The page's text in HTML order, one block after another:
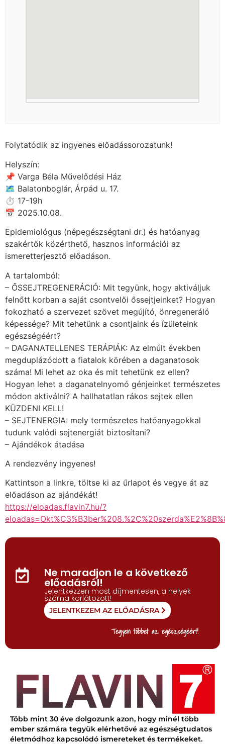
Folytatódik az ingyenes előadássorozatunk!
Helyszín:
📌 Varga Béla Művelődési Ház
🗺 Balatonboglár, Árpád u. 17.
⏱ 17-19h
📅 2025.10.08.
Epidemiológus (népegészségtani dr.) és hatóanyag
szakértők közérthető, hasznos információi az
ismeretterjesztő előadáson.
A tartalomból:
– ŐSSEJTREGENERÁCIÓ: Mit tegyünk, hogy aktiváljuk
felnőtt korban a saját csontvelői őssejtjeinket? Hogyan
fokozható a szervezet szövet megújító, önregeneráló
képessége? Mit tehetünk a csontjaink és ízületeink
egészségéért?
– DAGANATELLENES TERÁPIÁK: Az elmúlt években
megduplázódott a fiatalok körében a daganatosok
száma! Mi lehet az oka és mit tehetünk ez ellen?
Hogyan lehet a daganatelnyomó génjeinket természetes
módon aktiválni? A hallhatatlan rákos sejtek ellen
KÜZDENI KELL!
– SEJTENERGIA: mely természetes hatóanyagokkal
tudunk valódi sejtenergiát biztosítani?
– Ajándékok átadása
A rendezvény ingyenes!
Kattintson a linkre, töltse ki az űrlapot és vegye át az
előadáson az ajándékát!
https://eloadas.flavin7.hu/?
Tegyen többet az egészségéért!
Ne maradjon le a következő
előadásról!
Jelentkezzen most díjmentesen, a helyek
száma korlátozott!
JELENTKEZEM AZ ELŐADÁSRA
Több mint 30 éve dolgozunk azon, hogy minél több
ember számára tegyük elérhetővé az egészségtudatos
életmódhoz kapcsolódó ismereteket és termékeket.